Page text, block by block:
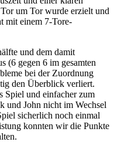
um Tor wurde erzielt und
mit einem 7-Tore-
und dem damit
(6 gegen 6 im gesamten
bei der Zuordnung
den Überblick verliert.
Spiel und einfacher zum
und John nicht im Wechsel
sicherlich noch einmal
konnten wir die Punkte